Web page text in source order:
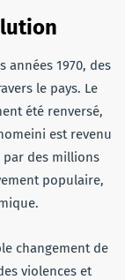
années 1970, des
le pays. Le
été renversé,
est revenu
par des millions
populaire,
changement de
violences et